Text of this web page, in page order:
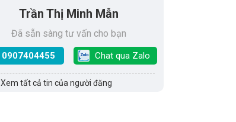
Trần Thị Minh Mẫn
Đã sẵn sàng tư vấn cho bạn
0907404455 Chat qua Zalo
Xem tất cả tin của người đăng